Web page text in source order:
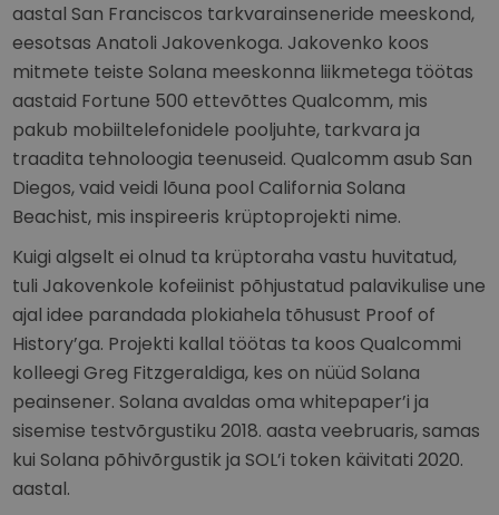
aastal San Franciscos tarkvarainseneride meeskond,
eesotsas Anatoli Jakovenkoga. Jakovenko koos
mitmete teiste Solana meeskonna liikmetega töötas
aastaid Fortune 500 ettevõttes Qualcomm, mis
pakub mobiiltelefonidele pooljuhte, tarkvara ja
traadita tehnoloogia teenuseid. Qualcomm asub San
Diegos, vaid veidi lõuna pool California Solana
Beachist, mis inspireeris krüptoprojekti nime.
Kuigi algselt ei olnud ta krüptoraha vastu huvitatud,
tuli Jakovenkole kofeiinist põhjustatud palavikulise une
ajal idee parandada plokiahela tõhusust Proof of
History’ga. Projekti kallal töötas ta koos Qualcommi
kolleegi Greg Fitzgeraldiga, kes on nüüd Solana
peainsener. Solana avaldas oma whitepaper’i ja
sisemise testvõrgustiku 2018. aasta veebruaris, samas
kui Solana põhivõrgustik ja SOL’i token käivitati 2020.
aastal.